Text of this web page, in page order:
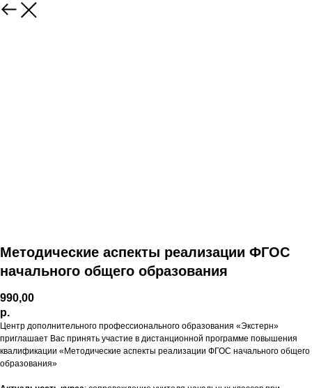
Методические аспекты реализации ФГОС
начального общего образования
990,00
р.
Центр дополнительного профессионального образования «Экстерн»
приглашает Вас принять участие в дистанционной программе повышения
квалификации «Методические аспекты реализации ФГОС начального общего
образования»